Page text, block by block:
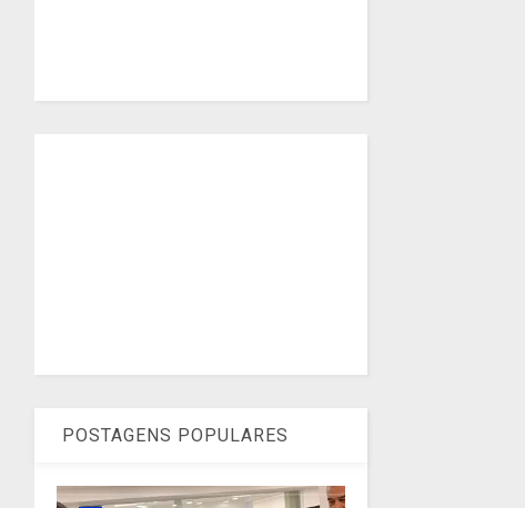
POSTAGENS POPULARES